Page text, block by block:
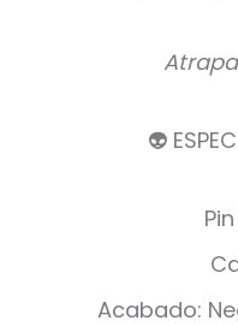
👽
Acabado: